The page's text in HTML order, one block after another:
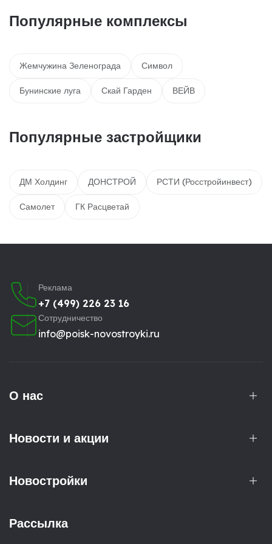
Популярные комплексы
Жемчужина Зеленограда Символ
Бунинские луга Скай Гарден ВЕЙВ
Популярные застройщики
ДМ Холдинг ДОНСТРОЙ РСТИ (Росстройинвест)
Самолет ГК Расцветай
Реклама
+7 (499) 226 23 16
Сотрудничество
info@poisk-novostroyki.ru
О нас
Новости и акции
Новостройки
Рассылка